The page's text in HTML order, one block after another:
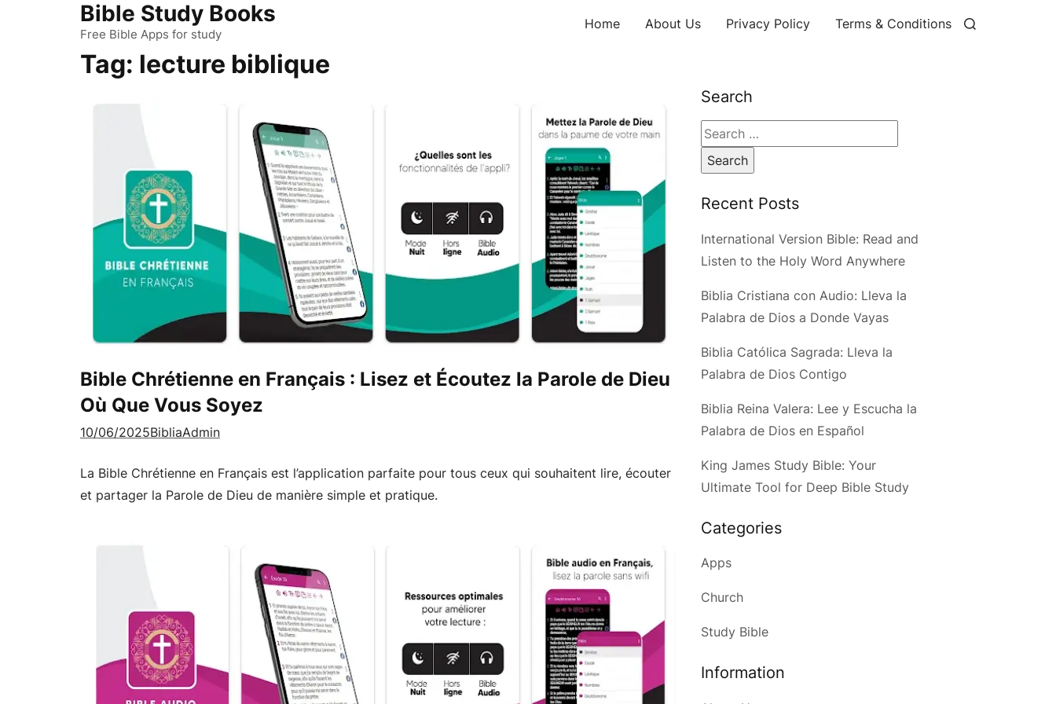
Bible Study Books
Free Bible Apps for study
Home About Us Privacy Policy Terms & Conditions
Tag: lecture biblique
Bible Chrétienne en Français : Lisez et Écoutez la Parole de Dieu
Où Que Vous Soyez
10/06/2025BibliaAdmin
La Bible Chrétienne en Français est l’application parfaite pour tous ceux qui souhaitent lire, écouter
et partager la Parole de Dieu de manière simple et pratique.
Search
Search
for:
Recent Posts
International Version Bible: Read and
Listen to the Holy Word Anywhere
Biblia Cristiana con Audio: Lleva la
Palabra de Dios a Donde Vayas
Biblia Católica Sagrada: Lleva la
Palabra de Dios Contigo
Biblia Reina Valera: Lee y Escucha la
Palabra de Dios en Español
King James Study Bible: Your
Ultimate Tool for Deep Bible Study
Categories
Apps
Church
Study Bible
Information